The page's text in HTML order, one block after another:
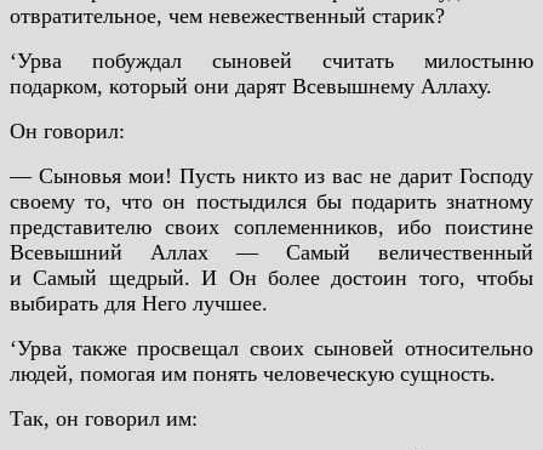
отвратительное, чем невежественный старик?
‘Урва побуждал сыновей считать милостыню
подарком, который они дарят Всевышнему Аллаху.
Он говорил:
— Сыновья мои! Пусть никто из вас не дарит Господу
своему то, что он постыдился бы подарить знатному
представителю своих соплеменников, ибо поистине
Всевышний Аллах — Самый величественный
и Самый щедрый. И Он более достоин того, чтобы
выбирать для Него лучшее.
‘Урва также просвещал своих сыновей относительно
людей, помогая им понять человеческую сущность.
Так, он говорил им: